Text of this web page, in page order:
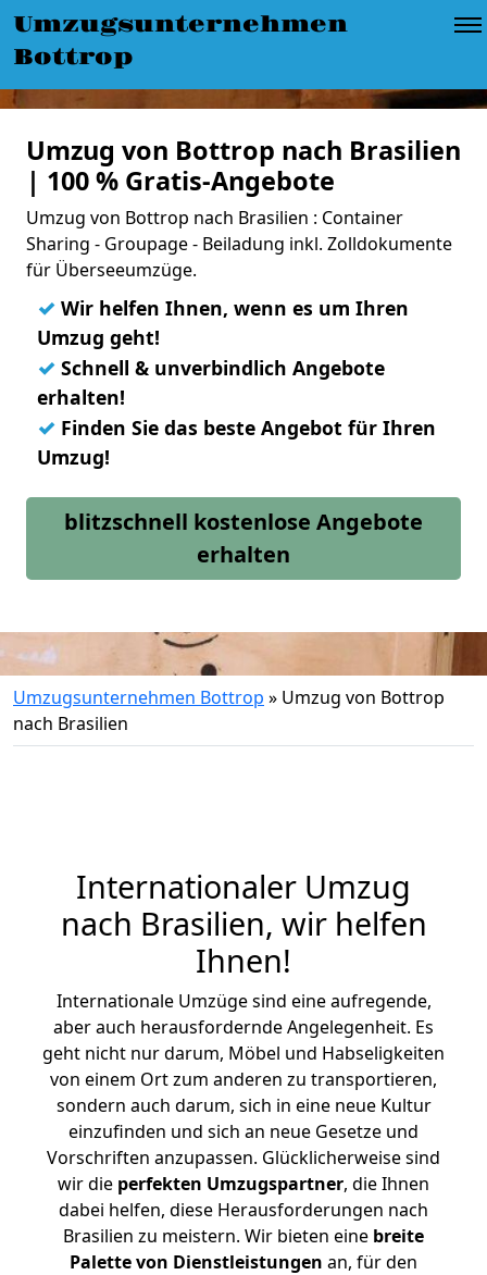
Umzugsunternehmen
Bottrop
Umzug von Bottrop nach Brasilien
| 100 % Gratis-Angebote
Umzug von Bottrop nach Brasilien : Container
Sharing - Groupage - Beiladung inkl. Zolldokumente
für Überseeumzüge.
✓ Wir helfen Ihnen, wenn es um Ihren
Umzug geht!
✓ Schnell & unverbindlich Angebote
erhalten!
✓ Finden Sie das beste Angebot für Ihren
Umzug!
blitzschnell kostenlose Angebote
erhalten
Umzugsunternehmen Bottrop » Umzug von Bottrop
nach Brasilien
Internationaler Umzug
nach Brasilien, wir helfen
Ihnen!
Internationale Umzüge sind eine aufregende,
aber auch herausfordernde Angelegenheit. Es
geht nicht nur darum, Möbel und Habseligkeiten
von einem Ort zum anderen zu transportieren,
sondern auch darum, sich in eine neue Kultur
einzufinden und sich an neue Gesetze und
Vorschriften anzupassen. Glücklicherweise sind
wir die perfekten Umzugspartner, die Ihnen
dabei helfen, diese Herausforderungen nach
Brasilien zu meistern. Wir bieten eine breite
Palette von Dienstleistungen an, für den